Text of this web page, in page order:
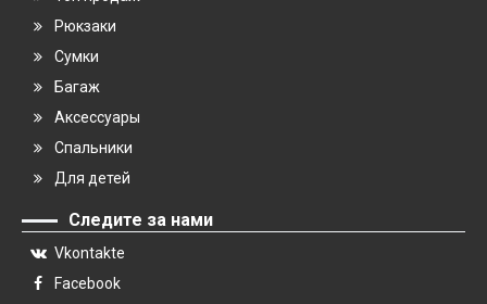
Рюкзаки
Сумки
Багаж
Аксессуары
Спальники
Для детей
Следите за нами
Vkontakte
Facebook